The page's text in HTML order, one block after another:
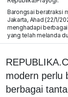
Barongsai beratraksi
Jakarta, Ahad (22/1/
menghadapi
yang telah melanda
modern perlu
berbagai